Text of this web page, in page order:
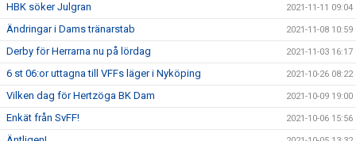
HBK söker Julgran 2021-11-11 09:04
Ändringar i Dams tränarstab 2021-11-08 10:59
Derby för Herrarna nu på lördag 2021-11-03 16:17
6 st 06:or uttagna till VFFs läger i Nyköping 2021-10-26 08:22
Vilken dag för Hertzöga BK Dam 2021-10-09 19:00
Enkät från SvFF! 2021-10-06 15:56